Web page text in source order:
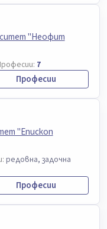
"Неофит
7
Професии
"Епископ
редовна, задочна
Професии